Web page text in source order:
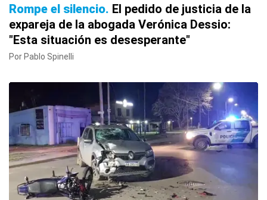
Rompe el silencio El pedido de justicia de la
expareja de la abogada Verónica Dessio:
"Esta situación es desesperante"
Por Pablo Spinelli